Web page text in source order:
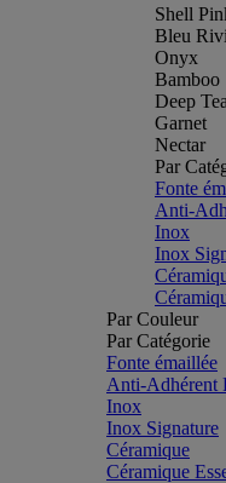
Shell
Bleu
Onyx
Bamboo
Deep
Garnet
Nectar
Par
Fonte
Anti-
Inox
Inox
Par Couleur
Par Catégorie
Fonte émaillée
Anti-Adhérent
Inox
Inox Signature
Céramique
Céramique